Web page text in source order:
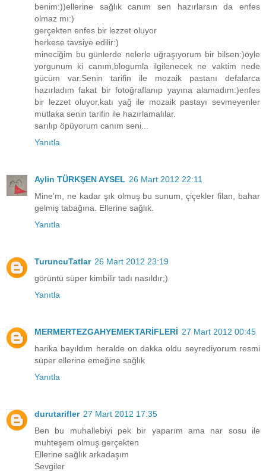
benim:))ellerine sağlık canım sen hazırlarsın da enfes
olmaz mı:)
gerçekten enfes bir lezzet oluyor
herkese tavsiye edilir:)
mineciğim bu günlerde nelerle uğraşıyorum bir bilsen:)öyle
yorgunum ki canım,blogumla ilgilenecek ne vaktim nede
gücüm var.Senin tarifin ile mozaik pastanı defalarca
hazırladım fakat bir fotoğraflanıp yayına alamadım:)enfes
bir lezzet oluyor,katı yağ ile mozaik pastayı sevmeyenler
mutlaka senin tarifin ile hazırlamalılar.
sarılıp öpüyorum canım seni...
Yanıtla
Aylin TÜRKŞEN AYSEL 26 Mart 2012 22:11
Mine'm, ne kadar şık olmuş bu sunum, çiçekler filan, bahar
gelmiş tabağına. Ellerine sağlık.
Yanıtla
TuruncuTatlar 26 Mart 2012 23:19
görüntü süper kimbilir tadı nasıldır;)
Yanıtla
MERMERTEZGAHYEMEKTARİFLERİ 27 Mart 2012 00:45
harika bayıldım heralde on dakka oldu seyrediyorum resmi
süper ellerine emeğine sağlık
Yanıtla
durutarifler 27 Mart 2012 17:35
Ben bu muhallebiyi pek bir yaparım ama nar sosu ile
muhteşem olmuş gerçekten
Ellerine sağlık arkadaşım
Sevgiler